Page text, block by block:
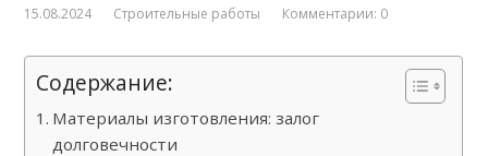
15.08.2024 Строительные работы Комментарии: 0
Содержание:
Материалы изготовления: залог
долговечности